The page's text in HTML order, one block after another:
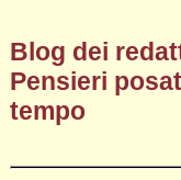
Blog dei
Pensieri
tempo